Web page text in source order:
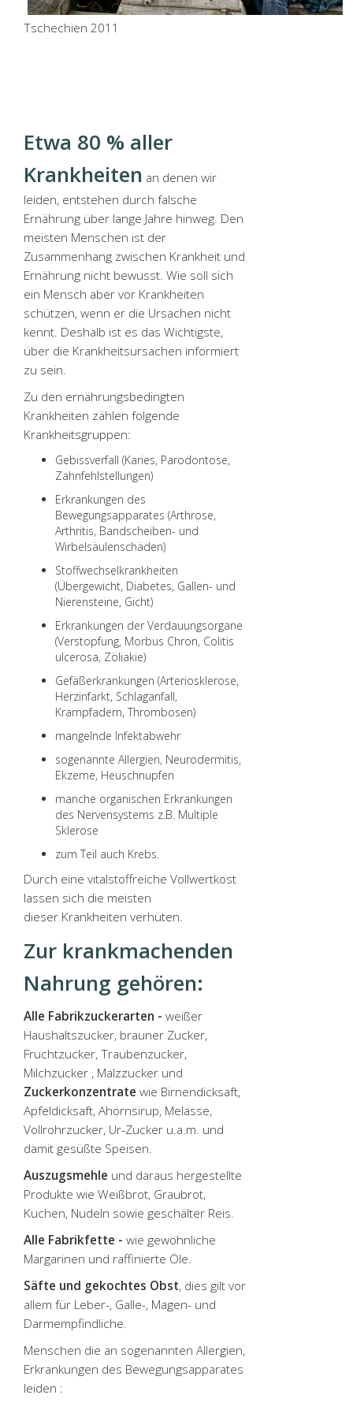
Tschechien 2011
Etwa 80 % aller
Krankheiten an denen wir
leiden, entstehen durch falsche
Ernährung über lange Jahre hinweg. Den
meisten Menschen ist der
Zusammenhang zwischen Krankheit und
Ernährung nicht bewusst. Wie soll sich
ein Mensch aber vor Krankheiten
schützen, wenn er die Ursachen nicht
kennt. Deshalb ist es das Wichtigste,
über die Krankheitsursachen informiert
zu sein.
Zu den ernährungs­bedingten
Krankheiten zählen folgende
Krankheitsgruppen:
Gebissverfall (Karies, Parodontose,
Zahnfehlstellungen)
Erkrankungen des
Bewegungsapparates (Arthrose,
Arthritis, Bandscheiben- und
Wirbelsäulenschäden)
Stoffwechselkrankheiten
(Übergewicht, Diabetes, Gallen- und
Nierensteine, Gicht)
Erkrankungen der Verdauungsorgane
(Verstopfung, Morbus Chron, Colitis
ulcerosa, Zöliakie)
Gefäßerkrankungen (Arteriosklerose,
Herzinfarkt, Schlaganfall,
Krampfadern, Thrombosen)
mangelnde Infektabwehr
sogenannte Allergien, Neurodermitis,
Ekzeme, Heuschnupfen
manche organischen Erkrankungen
des Nervensystems z.B. Multiple
Sklerose
zum Teil auch Krebs.
Durch eine vitalstoffreiche Vollwertkost
lassen sich die meisten
dieser Krankheiten verhüten.
Zur krankmachenden
Nahrung gehören:
Alle Fabrikzuckerarten - weißer
Haushaltszucker, brauner Zucker,
Fruchtzucker, Traubenzucker,
Milchzucker , Malzzucker und
Zuckerkonzentrate wie Birnendicksaft,
Apfeldicksaft, Ahornsirup, Melasse,
Vollrohrzucker, Ur-Zucker u.a.m. und
damit gesüßte Speisen.
Auszugsmehle und daraus hergestellte
Produkte wie Weißbrot, Graubrot,
Kuchen, Nudeln sowie geschälter Reis.
Alle Fabrikfette - wie gewöhnliche
Margarinen und raffinierte Öle.
Säfte und gekochtes Obst, dies gilt vor
allem für Leber-, Galle-, Magen- und
Darmempfindliche.
Menschen die an sogenannten Allergien,
Erkrankungen des Bewegungsapparates
leiden :